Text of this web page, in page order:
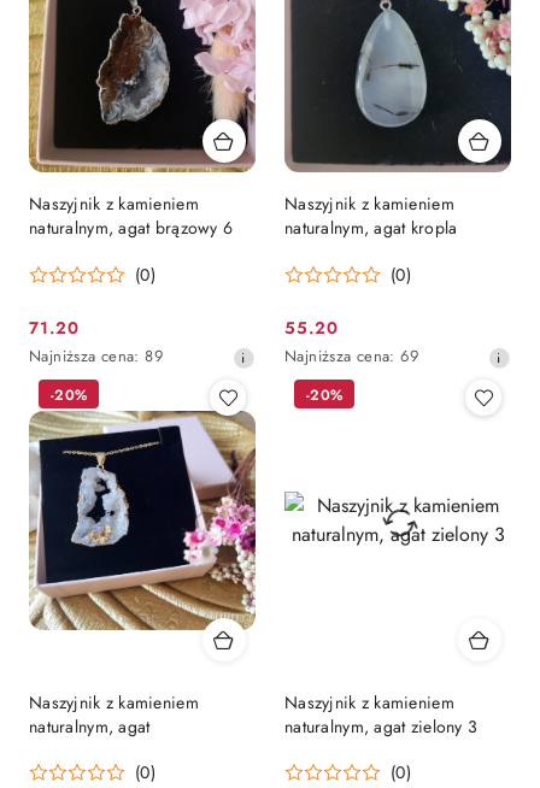
Naszyjnik z kamieniem
naturalnym, agat brązowy 6
(0)
Cena
promocyjna:
71.20
Najniższa
cena
30
dni
przed
obniżką
Najniższa cena: 89
Naszyjnik z kamieniem
naturalnym, agat kropla
(0)
Cena
promocyjna:
55.20
Najniższa
cena
Najniższa cena: 69
Naszyjnik z kamieniem
naturalnym, agat
(0)
-20%
Naszyjnik z kamieniem
naturalnym, agat zielony 3
(0)
-20%